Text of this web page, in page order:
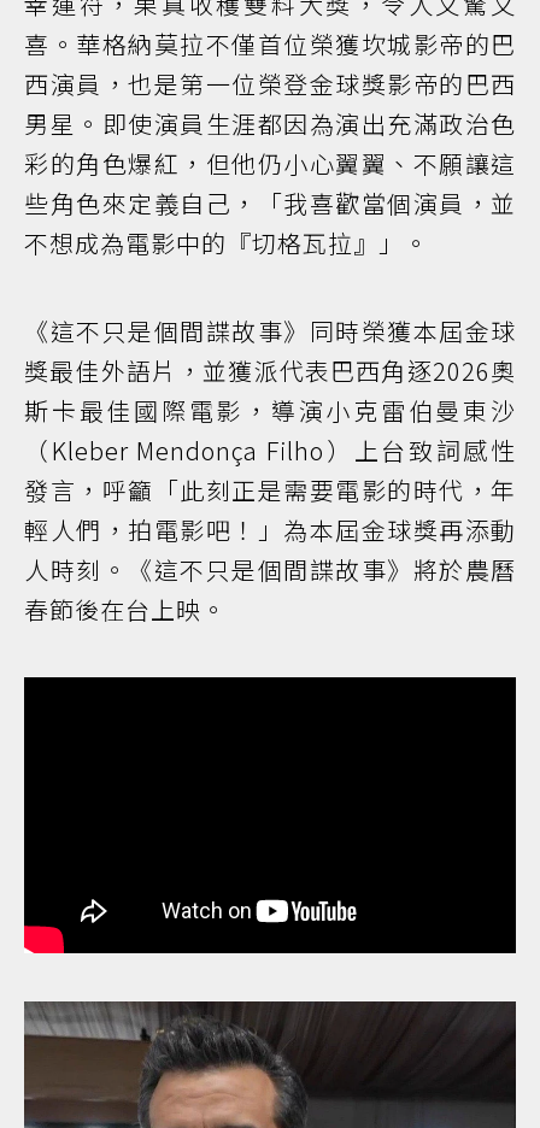
喜。華格納莫拉不僅首位榮獲坎城影帝的巴
西演員，也是第一位榮登金球獎影帝的巴西
男星。即使演員生涯都因為演出充滿政治色
彩的角色爆紅，但他仍小心翼翼、不願讓這
些角色來定義自己，「我喜歡當個演員，並
不想成為電影中的『切格瓦拉』」。
《這不只是個間諜故事》同時榮獲本屆金球
獎最佳外語片，並獲派代表巴西角逐2026奧
斯卡最佳國際電影，導演小克雷伯曼東沙
（Kleber Mendonça Filho）上台致詞感性
發言，呼籲「此刻正是需要電影的時代，年
輕人們，拍電影吧！」為本屆金球獎再添動
人時刻。《這不只是個間諜故事》將於農曆
春節後在台上映。